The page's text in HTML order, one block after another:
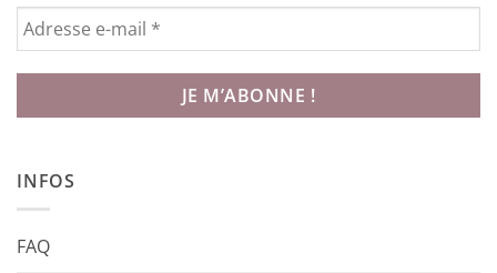
INFOS
FAQ